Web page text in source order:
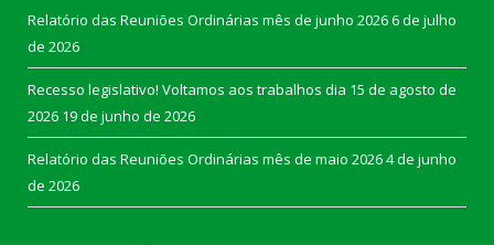
Relatório das Reuniões Ordinárias mês de junho 20266 de julho
de 2026
Recesso legislativo! Voltamos aos trabalhos dia 15 de agosto de
2026 19 de junho de 2026
Relatório das Reuniões Ordinárias mês de maio 20264 de junho
de 2026